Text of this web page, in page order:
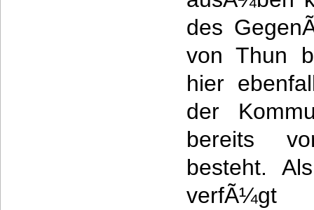
des
von Thun
hier
der
bereits
besteht.
verfÃ¼gt